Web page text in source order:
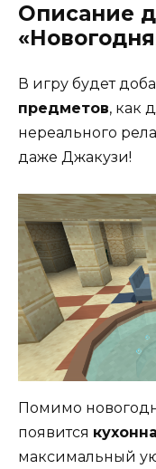
Описание
В игру будет
предметов, как
нереального
даже Джакузи!
Помимо
появится
максимальный